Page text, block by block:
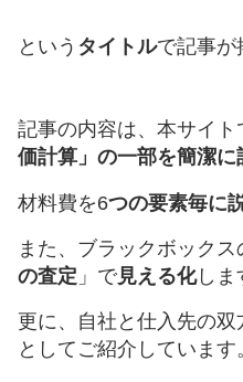
という タイトルで記事が
記事の内容は、本サイト
価計算」の一部を簡潔に
材料費を6つの要素毎に
また、ブラックボックス
の査定 」で見える化しま
更に、自社と仕入先の双
としてご紹介しています